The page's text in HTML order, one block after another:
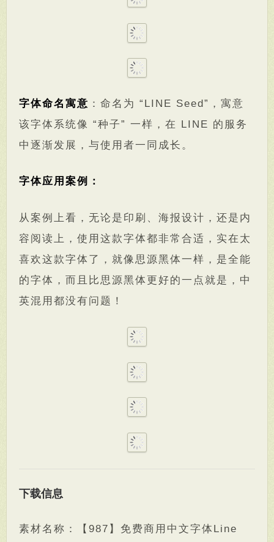
字体命名寓意 ：命名为 “LINE Seed”，寓意
该字体系统像 “种子” 一样，在 LINE 的服务
中逐渐发展，与使用者一同成长。
字体应用案例：
从案例上看，无论是印刷、海报设计，还是内
容阅读上，使用这款字体都非常合适，实在太
喜欢这款字体了，就像思源黑体一样，是全能
的字体，而且比思源黑体更好的一点就是，中
英混用都没有问题！
下载信息
素材名称：【987】免费商用中文字体Line